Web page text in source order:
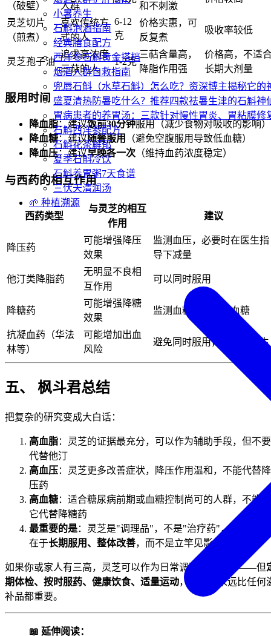
小暑养生
石斛泡酒指南
经典膳食配方
西洋参石斛黄金搭档
烟酒人群自救指南
兜唇石斛（水草石斛）怎么吃？资深博主揭秘它的
盛夏清热防暑吃什么？推荐四款祛暑生津的石斛神
胃病患者的养胃汤：三款针对慢性胃炎、胃粘膜修
石斛西洋参配方
石斛花茶解郁
夏季石斛冷饮
石斛养胃粥7天食谱
三伏天清润汤
🌱 种植溯源
（破壁） 人群 和不刺激
灵芝切片
（煎煮）
喜欢传统方
式的人
6-12
克
价格实惠，可
反复煮
吸收率较低
灵芝孢子油
追求高浓度
三萜的人
1-2克
三萜含量高，
降脂作用强
价格高，不适
长期大剂量
服用时间
降血脂：建议饭前30分钟服用（减少食物对吸收的影响）
降血糖：建议随餐服用
（避免空腹服用导致低血糖）
降血压：建议早晚各一次 （维持血药浓度稳定）
与西药的相互作用
西药类型
与灵芝的相互
作用
建议
降压药
可能增强降压
效果
监测血压，必要时在医生指
导下减量
他汀类降脂药
无明显不良相
互作用
可以同时服用
降糖药
可能增强降糖
效果
监测血糖，防范低血糖
抗凝血药（华法
林等）
可能增加出血
风险
避免同时服用，或咨询医生
五、 枫斗君总结
把复杂的研究变成大白话：
高血脂：灵芝的证据最充分，可以作为辅助手段，但不要
代替他汀
高血压：灵芝更多改善症状，降压作用温和，不能代替降
压药
高血糖：适合糖尿病前期或血糖控制尚可的人群，不能用
它代替降糖药
最重要的是：灵芝是"调理品"，不是"治疗药"，它的优势
在于长期服用、整体改善，而不是立竿见影
如果你或家人有三高，灵芝可以作为日常调理的一部分——但
期体检、按时服药、健康饮食、适量运动，这四条永远比任何
补品都重要。
📖 延伸阅读：